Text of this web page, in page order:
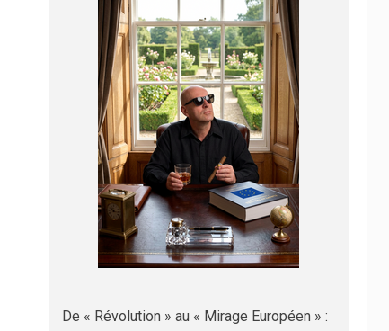
De « Révolution » au « Mirage Européen » :